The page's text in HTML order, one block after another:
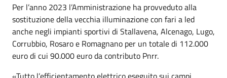
Per l’anno 2023 l’Amministrazione ha provveduto alla
sostituzione della vecchia illuminazione con fari a led
anche negli impianti sportivi di Stallavena, Alcenago, Lugo,
Corrubbio, Rosaro e Romagnano per un totale di 112.000
euro di cui 90.000 euro da contributo Pnrr.